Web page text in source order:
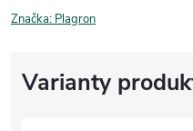
Značka: Plagron